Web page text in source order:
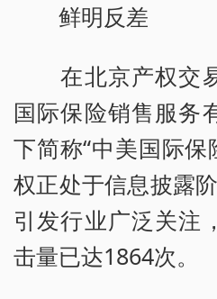
鲜明反差
在北京产权交
国际保险销售服务
下简称“中美国际保
权正处于信息披露
引发行业广泛关注
击量已达1864次。